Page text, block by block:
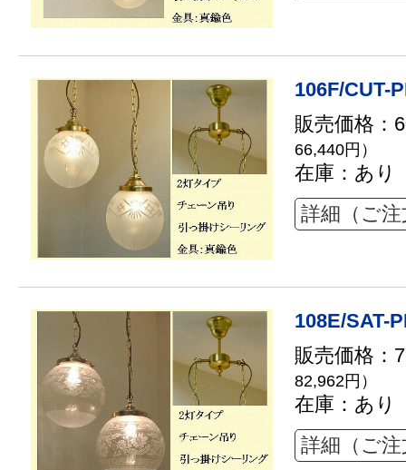
106F/CUT-
販売価格：
66,440円）
在庫：あり
詳細（ご
108E/SAT-
販売価格：
82,962円）
在庫：あり
詳細（ご